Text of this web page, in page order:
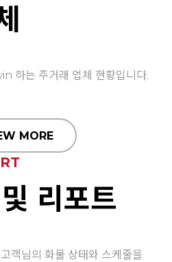
하는 주거래 업체 현황입니다.
MORE
리포트
객님의 화물 상태와 스케줄을